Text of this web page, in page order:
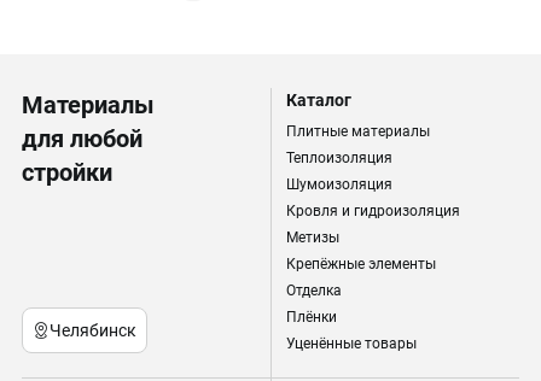
Материалы
для любой
стройки
Челябинск
Каталог
Плитные материалы
Теплоизоляция
Шумоизоляция
Кровля и гидроизоляция
Метизы
Крепёжные элементы
Отделка
Плёнки
Уценённые товары